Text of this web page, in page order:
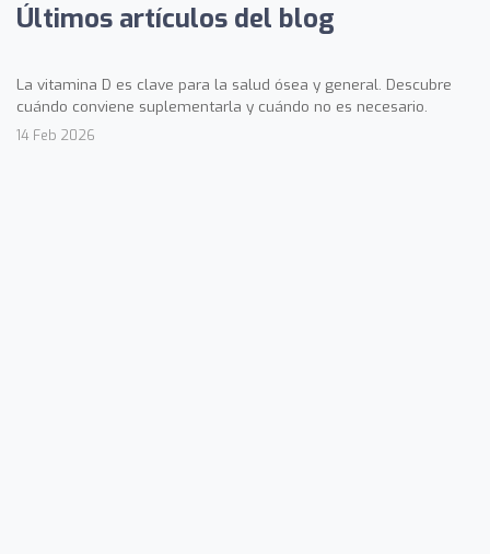
Últimos artículos del blog
La vitamina D es clave para la salud ósea y general. Descubre
cuándo conviene suplementarla y cuándo no es necesario.
14 Feb 2026